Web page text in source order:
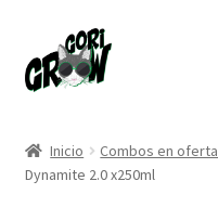
a
la
a
la
Inicio Combos en oferta
Dynamite 2.0 x250ml